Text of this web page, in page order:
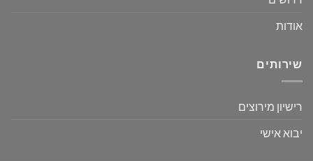
אודות
שירותים
רישיון מירוצים
יבוא אישי